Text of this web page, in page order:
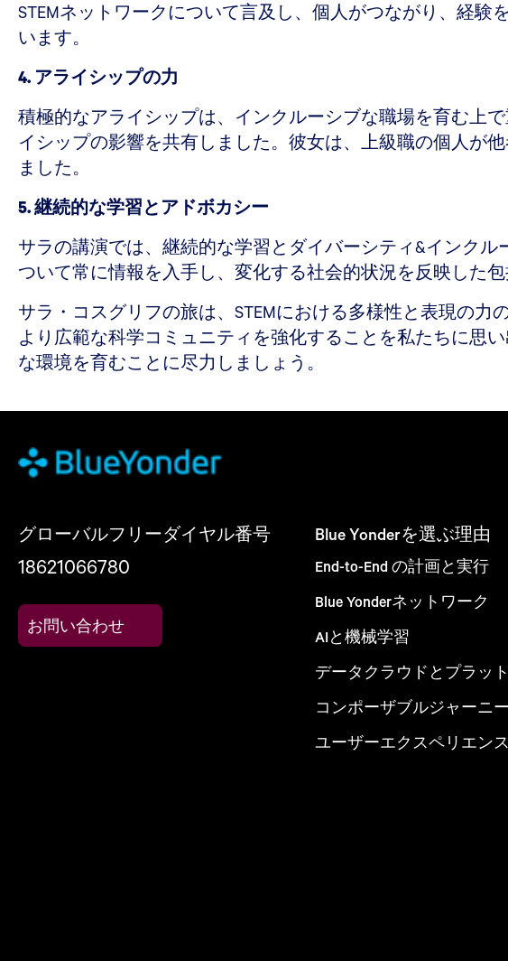
STEMネットワークについて言及し、個人がつながり、経
います。
4. アライシップの力
積極的なアライシップは、インクルーシブな職場を育む上
イシップの影響を共有しました。彼女は、上級職の個人が
ました。
5. 継続的な学習とアドボカシー
サラの講演では、継続的な学習とダイバーシティ&インク
ついて常に情報を入手し、変化する社会的状況を反映した
サラ・コスグリフの旅は、STEMにおける多様性と表現の
より広範な科学コミュニティを強化することを私たちに思
な環境を育むことに尽力しましょう。
グローバルフリーダイヤル番号
18621066780
お問い合わせ
Blue Yonderを選ぶ理由
End-to-End の計画と実行
Blue Yonderネットワーク
AIと機械学習
データクラウドとプラッ
コンポーザブルジャーニー
ユーザーエクスペリエンス